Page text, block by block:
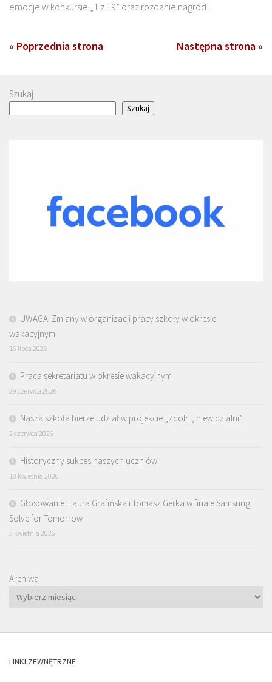
emocje w konkursie „1 z 19” oraz rozdanie nagród...
« Poprzednia strona Następna strona »
Szukaj
Szukaj
UWAGA! Zmiany w organizacji pracy szkoły w okresie
wakacyjnym
16 lipca 2026
Praca sekretariatu w okresie wakacyjnym
29 czerwca 2026
Nasza szkoła bierze udział w projekcie „Zdolni, niewidzialni”
2 czerwca 2026
Historyczny sukces naszych uczniów!
18 kwietnia 2026
Głosowanie: Laura Grafińska i Tomasz Gerka w finale Samsung
Solve for Tomorrow
3 kwietnia 2026
Archiwa
LINKI ZEWNĘTRZNE